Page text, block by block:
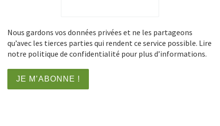
Nous gardons vos données privées et ne les partageons
qu’avec les tierces parties qui rendent ce service possible. Lire
notre politique de confidentialité pour plus d’informations.